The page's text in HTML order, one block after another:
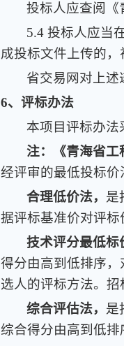
投标人应查阅《
5.4 投标人应当
成投标文件上传的，
省交易网对上述
6、评标办法
本项目评标办法
注：《青海省工
经评审的最低投标价
合理低价法， 是
据评标基准价对评标
技术评分最低标
得分由高到低排序
选人的评标方法。招
综合评估法， 是
综合得分由高到低排